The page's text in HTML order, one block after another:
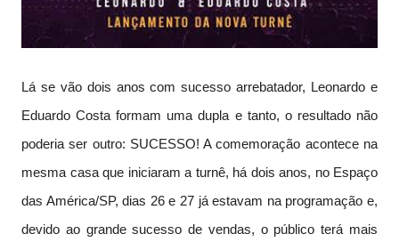
Lá se vão dois anos com sucesso arrebatador, Leonardo e
Eduardo Costa formam uma dupla e tanto, o resultado não
poderia ser outro: SUCESSO! A comemoração acontece na
mesma casa que iniciaram a turnê, há dois anos, no Espaço
das América/SP, dias 26 e 27 já estavam na programação e,
devido ao grande sucesso de vendas, o público terá mais